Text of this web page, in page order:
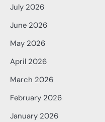
July 2026
June 2026
May 2026
April 2026
March 2026
February 2026
January 2026